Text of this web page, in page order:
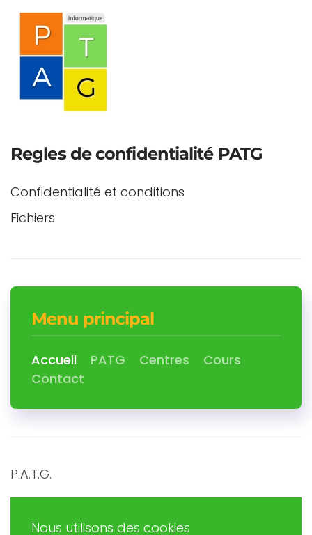
Regles de confidentialité PATG
Confidentialité et conditions
Fichiers
Menu principal
Accueil PATG Centres
Cours
Contact
P.A.T.G.
Nous utilisons des cookies